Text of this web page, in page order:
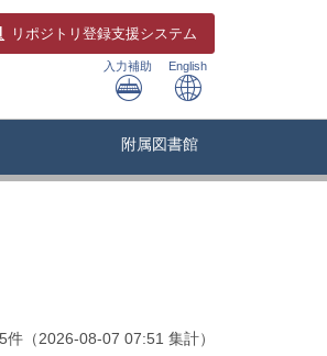
リポジトリ 登録支援システム
入力補助 English
附属図書館
件 （2026-08-07 07:51 集計）